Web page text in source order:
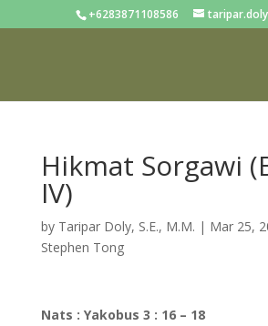
+6283871108586
Hikmat Sorgawi
IV)
by Taripar Doly, S.E., M.M. | Mar 25,
Stephen Tong
Nats : Yakobus 3 : 16 – 18